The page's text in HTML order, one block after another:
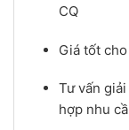
CQ
Giá tốt
Tư vấn
hợp nhu